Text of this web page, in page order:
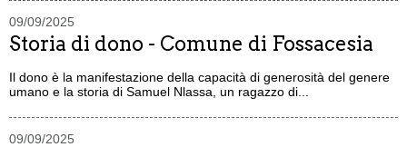
09/09/2025
Storia di dono - Comune di Fossacesia
Il dono è la manifestazione della capacità di generosità del genere
umano e la storia di Samuel Nlassa, un ragazzo di...
09/09/2025